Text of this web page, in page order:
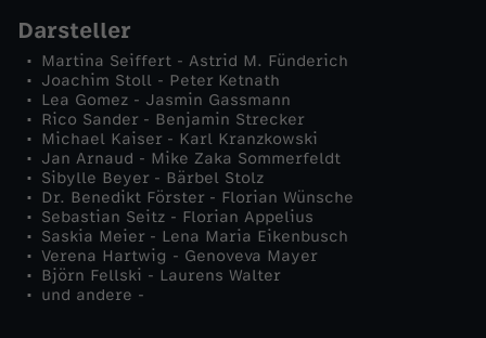
Darsteller
Martina Seiffert - Astrid M. Fünderich
Joachim Stoll - Peter Ketnath
Lea Gomez - Jasmin Gassmann
Rico Sander - Benjamin Strecker
Michael Kaiser - Karl Kranzkowski
Jan Arnaud - Mike Zaka Sommerfeldt
Sibylle Beyer - Bärbel Stolz
Dr. Benedikt Förster - Florian Wünsche
Sebastian Seitz - Florian Appelius
Saskia Meier - Lena Maria Eikenbusch
Verena Hartwig - Genoveva Mayer
Björn Fellski - Laurens Walter
und andere -